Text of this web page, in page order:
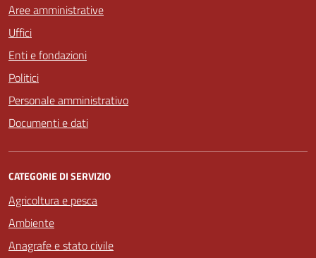
Aree amministrative
Uffici
Enti e fondazioni
Politici
Personale amministrativo
Documenti e dati
CATEGORIE DI SERVIZIO
Agricoltura e pesca
Ambiente
Anagrafe e stato civile